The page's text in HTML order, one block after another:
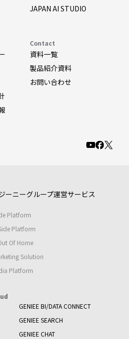
JAPAN AI STUDIO
Contact
資料一覧
製品紹介資料
お問い合わせ
ーニーグループ運営サービス
Platform
Platform
Of Home
Solution
Platform
GENIEE BI/DATA CONNECT
GENIEE SEARCH
GENIEE CHAT